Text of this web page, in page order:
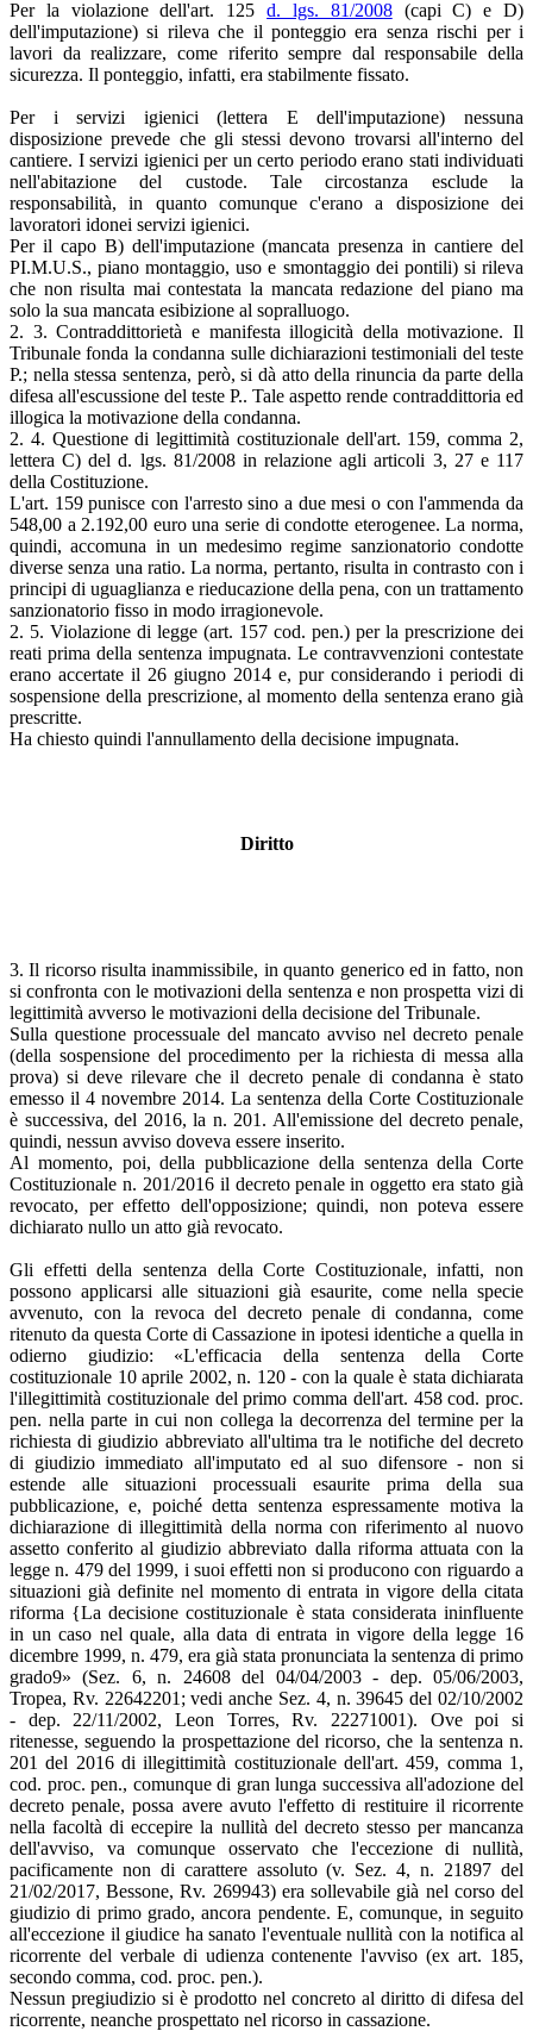
Per la violazione dell'art. 125d. lgs. 81/2008(capi C) e D)
dell'imputazione) si rileva che il ponteggio era senza rischi per i
lavori da realizzare, come riferito sempre dal responsabile della
sicurezza. Il ponteggio, infatti, era stabilmente fissato.
Per i servizi igienici (lettera E dell'imputazione) nessuna
disposizione prevede che gli stessi devono trovarsi all'interno del
cantiere. I servizi igienici per un certo periodo erano stati individuati
nell'abitazione del custode. Tale circostanza esclude la
responsabilità, in quanto comunque c'erano a disposizione dei
lavoratori idonei servizi igienici.
Per il capo B) dell'imputazione (mancata presenza in cantiere del
PI.M.U.S., piano montaggio, uso e smontaggio dei pontili) si rileva
che non risulta mai contestata la mancata redazione del piano ma
solo la sua mancata esibizione al sopralluogo.
2. 3. Contraddittorietà e manifesta illogicità della motivazione. Il
Tribunale fonda la condanna sulle dichiarazioni testimoniali del teste
P.; nella stessa sentenza, però, si dà atto della rinuncia da parte della
difesa all'escussione del teste P.. Tale aspetto rende contraddittoria ed
illogica la motivazione della condanna.
2. 4. Questione di legittimità costituzionale dell'art. 159, comma 2,
lettera C) del d. lgs. 81/2008 in relazione agli articoli 3, 27 e 117
della Costituzione.
L'art. 159 punisce con l'arresto sino a due mesi o con l'ammenda da
548,00 a 2.192,00 euro una serie di condotte eterogenee. La norma,
quindi, accomuna in un medesimo regime sanzionatorio condotte
diverse senza una ratio. La norma, pertanto, risulta in contrasto con i
principi di uguaglianza e rieducazione della pena, con un trattamento
sanzionatorio fisso in modo irragionevole.
2. 5. Violazione di legge (art. 157 cod. pen.) per la prescrizione dei
reati prima della sentenza impugnata. Le contravvenzioni contestate
erano accertate il 26 giugno 2014 e, pur considerando i periodi di
sospensione della prescrizione, al momento della sentenza erano già
prescritte.
Ha chiesto quindi l'annullamento della decisione impugnata.
Diritto
3. Il ricorso risulta inammissibile, in quanto generico ed in fatto, non
si confronta con le motivazioni della sentenza e non prospetta vizi di
legittimità avverso le motivazioni della decisione del Tribunale.
Sulla questione processuale del mancato avviso nel decreto penale
(della sospensione del procedimento per la richiesta di messa alla
prova) si deve rilevare che il decreto penale di condanna è stato
emesso il 4 novembre 2014. La sentenza della Corte Costituzionale
è successiva, del 2016, la n. 201. All'emissione del decreto penale,
quindi, nessun avviso doveva essere inserito.
Al momento, poi, della pubblicazione della sentenza della Corte
Costituzionale n. 201/2016 il decreto penale in oggetto era stato già
revocato, per effetto dell'opposizione; quindi, non poteva essere
dichiarato nullo un atto già revocato.
Gli effetti della sentenza della Corte Costituzionale, infatti, non
possono applicarsi alle situazioni già esaurite, come nella specie
avvenuto, con la revoca del decreto penale di condanna, come
ritenuto da questa Corte di Cassazione in ipotesi identiche a quella in
odierno giudizio: «L'efficacia della sentenza della Corte
costituzionale 10 aprile 2002, n. 120 - con la quale è stata dichiarata
l'illegittimità costituzionale del primo comma dell'art. 458 cod. proc.
pen. nella parte in cui non collega la decorrenza del termine per la
richiesta di giudizio abbreviato all'ultima tra le notifiche del decreto
di giudizio immediato all'imputato ed al suo difensore - non si
estende alle situazioni processuali esaurite prima della sua
pubblicazione, e, poiché detta sentenza espressamente motiva la
dichiarazione di illegittimità della norma con riferimento al nuovo
assetto conferito al giudizio abbreviato dalla riforma attuata con la
legge n. 479 del 1999, i suoi effetti non si producono con riguardo a
situazioni già definite nel momento di entrata in vigore della citata
riforma {La decisione costituzionale è stata considerata ininfluente
in un caso nel quale, alla data di entrata in vigore della legge 16
dicembre 1999, n. 479, era già stata pronunciata la sentenza di primo
grado9» (Sez. 6, n. 24608 del 04/04/2003 - dep. 05/06/2003,
Tropea, Rv. 22642201; vedi anche Sez. 4, n. 39645 del 02/10/2002
- dep. 22/11/2002, Leon Torres, Rv. 22271001). Ove poi si
ritenesse, seguendo la prospettazione del ricorso, che la sentenza n.
201 del 2016 di illegittimità costituzionale dell'art. 459, comma 1,
cod. proc. pen., comunque di gran lunga successiva all'adozione del
decreto penale, possa avere avuto l'effetto di restituire il ricorrente
nella facoltà di eccepire la nullità del decreto stesso per mancanza
dell'avviso, va comunque osservato che l'eccezione di nullità,
pacificamente non di carattere assoluto (v. Sez. 4, n. 21897 del
21/02/2017, Bessone, Rv. 269943) era sollevabile già nel corso del
giudizio di primo grado, ancora pendente. E, comunque, in seguito
all'eccezione il giudice ha sanato l'eventuale nullità con la notifica al
ricorrente del verbale di udienza contenente l'avviso (ex art. 185,
secondo comma, cod. proc. pen.).
Nessun pregiudizio si è prodotto nel concreto al diritto di difesa del
ricorrente, neanche prospettato nel ricorso in cassazione.